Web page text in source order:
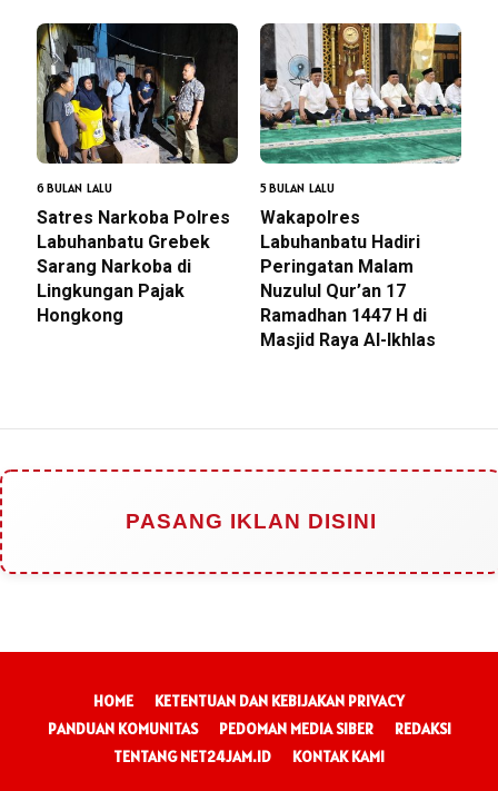
6 BULAN LALU
Satres Narkoba Polres
Labuhanbatu Grebek
Sarang Narkoba di
Lingkungan Pajak
Hongkong
5 BULAN LALU
Wakapolres
Labuhanbatu Hadiri
Peringatan Malam
Nuzulul Qur’an 17
Ramadhan 1447 H di
Masjid Raya Al-Ikhlas
PASANG IKLAN DISINI
HOME
KETENTUAN DAN KEBIJAKAN PRIVACY
PANDUAN KOMUNITAS
PEDOMAN MEDIA SIBER
REDAKSI
TENTANG NET24JAM.ID
KONTAK KAMI